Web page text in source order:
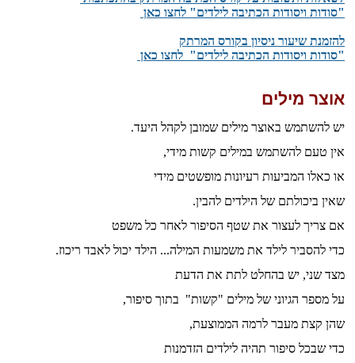
"סודות ויסודות הכתיבה לילדים" לחצו כאן
​להזמנת שיעור ניסיון בקורס המרתק
"סודות ויסודות הכתיבה לילדים" לחצו כאן
אוצר מילים
יש להשתמש באוצר מילים שמובן לקהל היעד.
אין טעם להשתמש במילים קשות מידי,
או כאלו המביעות רעיונות מופשטים מידי
שאין ביכולתם של הילדים להבין.
אם צריך לעצור את שטף הסיפור לאחר כל משפט
כדי להסביר לילד את משמעות המילה... הילד יכול לאבד ריכוז.
מצד שני, יש בהחלט לתת את הדעת
על מספר הגיוני של מילים "קשות" בתוך סיפור,
שהן קצת מעבר לרמה הממוצעת,
כדי שבכל סיפור תהיה לילדים הזדמנות